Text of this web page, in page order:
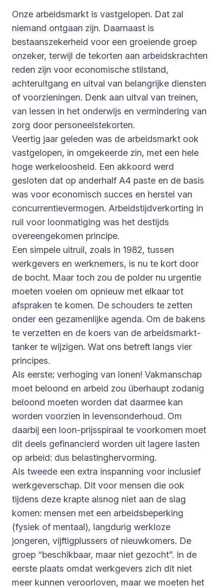
Onze arbeidsmarkt is vastgelopen. Dat zal
niemand ontgaan zijn. Daarnaast is
bestaanszekerheid voor een groeiende groep
onzeker, terwijl de tekorten aan arbeidskrachten
reden zijn voor economische stilstand,
achteruitgang en uitval van belangrijke diensten
of voorzieningen. Denk aan uitval van treinen,
van lessen in het onderwijs en vermindering van
zorg door personeelstekorten.
Veertig jaar geleden was de arbeidsmarkt ook
vastgelopen, in omgekeerde zin, met een hele
hoge werkeloosheid. Een akkoord werd
gesloten dat op anderhalf A4 paste en de basis
was voor economisch succes en herstel van
concurrentievermogen. Arbeidstijdverkorting in
ruil voor loonmatiging was het destijds
overeengekomen principe.
Een simpele uitruil, zoals in 1982, tussen
werkgevers en werknemers, is nu te kort door
de bocht. Maar toch zou de polder nu urgentie
moeten voelen om opnieuw met elkaar tot
afspraken te komen. De schouders te zetten
onder een gezamenlijke agenda. Om de bakens
te verzetten en de koers van de arbeidsmarkt-
tanker te wijzigen. Wat ons betreft langs vier
principes.
Als eerste; verhoging van lonen! Vakmanschap
moet beloond en arbeid zou überhaupt zodanig
beloond moeten worden dat daarmee kan
worden voorzien in levensonderhoud. Om
daarbij een loon-prijsspiraal te voorkomen moet
dit deels gefinancierd worden uit lagere lasten
op arbeid: dus belastinghervorming.
Als tweede een extra inspanning voor inclusief
werkgeverschap. Dit voor mensen die ook
tijdens deze krapte alsnog niet aan de slag
komen: mensen met een arbeidsbeperking
(fysiek of mentaal), langdurig werkloze
jongeren, vijftigplussers of nieuwkomers. De
groep “beschikbaar, maar niet gezocht”. In de
eerste plaats omdat werkgevers zich dit niet
meer kunnen veroorloven, maar we moeten het